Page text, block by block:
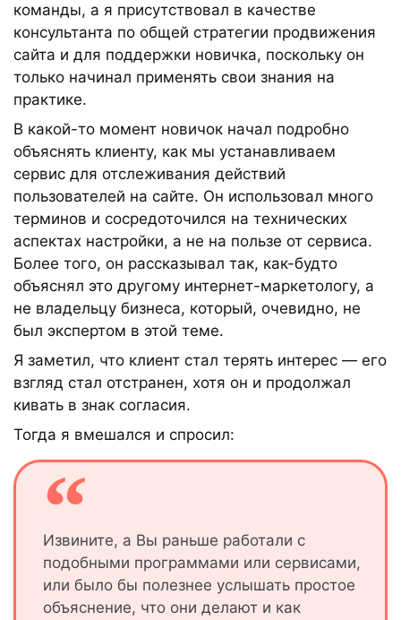
команды, а я присутствовал в качестве
консультанта по общей стратегии продвижения
сайта и для поддержки новичка, поскольку он
только начинал применять свои знания на
практике.
В какой-то момент новичок начал подробно
объяснять клиенту, как мы устанавливаем
сервис для отслеживания действий
пользователей на сайте. Он использовал много
терминов и сосредоточился на технических
аспектах настройки, а не на пользе от сервиса.
Более того, он рассказывал так, как-будто
объяснял это другому интернет-маркетологу, а
не владельцу бизнеса, который, очевидно, не
был экспертом в этой теме.
Я заметил, что клиент стал терять интерес — его
взгляд стал отстранен, хотя он и продолжал
кивать в знак согласия.
Тогда я вмешался и спросил:
Извините, а Вы раньше работали с
подобными программами или сервисами,
или было бы полезнее услышать простое
объяснение, что они делают и как